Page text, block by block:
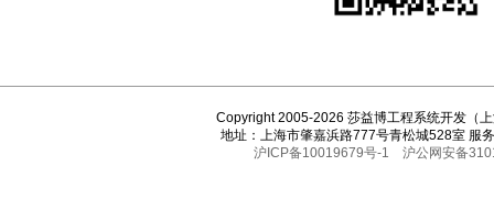
Copyright 2005-2026 莎益博工程系统开发（
地址：上海市肇嘉浜路777号青松城528室 服
沪ICP备10019679号-1
沪公网安备